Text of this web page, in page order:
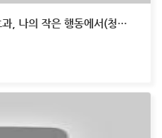
서초 IPTV특강_청렴의 나비효과, 나의 작은 행동에서(청렴/윤리교육센터 대표 박연정)